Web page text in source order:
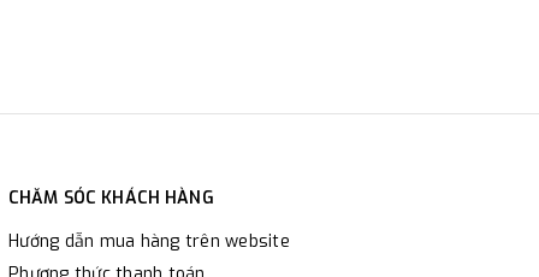
CHĂM SÓC KHÁCH HÀNG
Hướng dẫn mua hàng trên website